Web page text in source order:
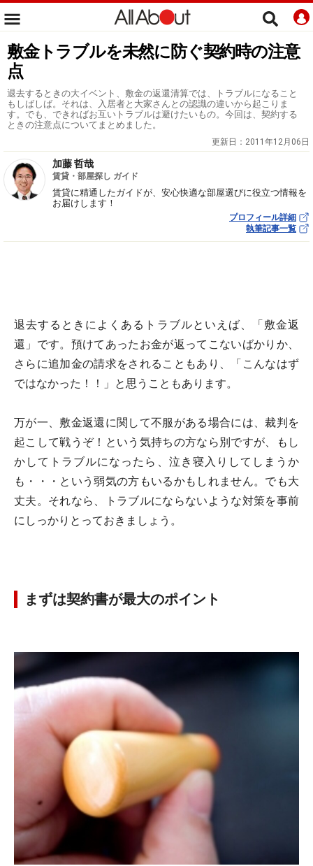
敷金トラブルを未然に防ぐ契約時の注意
点
退去するときの大イベント、敷金の返還清算では、トラブルになること
もしばしば。それは、入居者と大家さんとの認識の違いから起こりま
す。でも、できればお互いトラブルは避けたいもの。今回は、契約する
ときの注意点についてまとめました。
更新日： 2011年12月06日
加藤 哲哉
賃貸・部屋探し ガイド
賃貸に精通したガイドが、安心快適な部屋選びに役立つ情報を
お届けします！
プロフィール詳細
執筆記事一覧
退去するときによくあるトラブルといえば、「敷金返
還」です。預けてあったお金が返ってこないばかりか、
さらに追加金の請求をされることもあり、「こんなはず
ではなかった！！」と思うこともあります。
万が一、敷金返還に関して不服がある場合には、裁判を
起こして戦うぞ！という気持ちの方なら別ですが、もし
かしてトラブルになったら、泣き寝入りしてしまうか
も・・・という弱気の方もいるかもしれません。でも大
丈夫。それなら、トラブルにならないような対策を事前
にしっかりとっておきましょう。
まずは契約書が最大のポイント